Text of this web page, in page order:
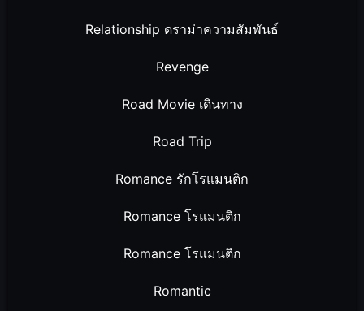
Relationship ดราม่าความสัมพันธ์
Revenge
Road Movie เดินทาง
Road Trip
Romance รักโรแมนติก
Romance โรแมนติก
Romance โรแมนติก
Romantic